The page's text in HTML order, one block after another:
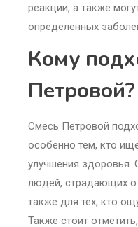
реакции, а также
определенных
Кому
Петровой?
Смесь Петровой
особенно тем, кто
улучшения
людей, страдающих
также для тех, кто
Также стоит